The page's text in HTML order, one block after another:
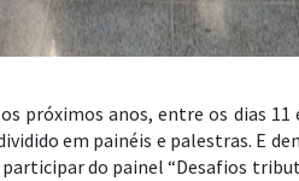
próximos anos, entre os dias
em painéis e palestras. E
do painel “Desafios